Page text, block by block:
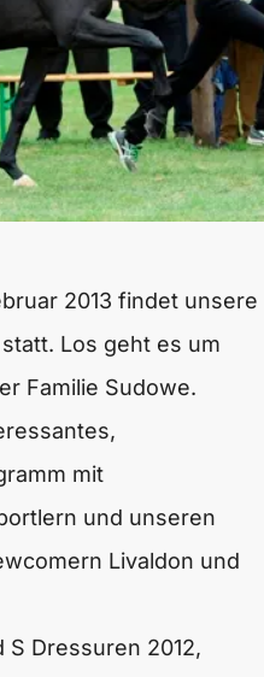
2013 findet unsere
Los geht es um
Familie Sudowe.
mit
und unseren
Livaldon und
Dressuren 2012,